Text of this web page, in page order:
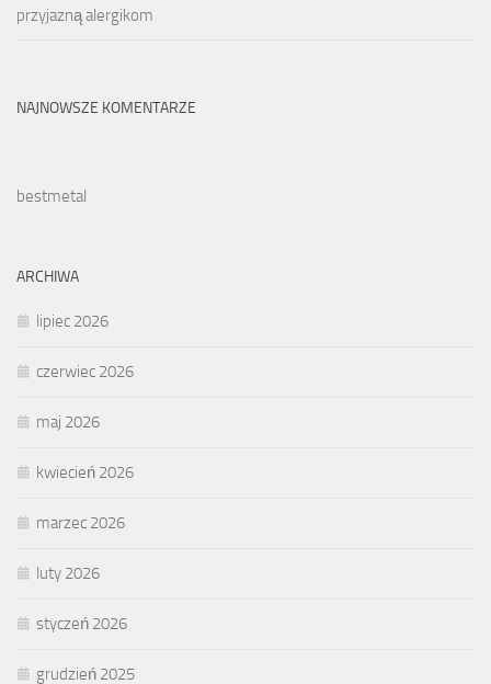
przyjazną alergikom
NAJNOWSZE KOMENTARZE
bestmetal
ARCHIWA
lipiec 2026
czerwiec 2026
maj 2026
kwiecień 2026
marzec 2026
luty 2026
styczeń 2026
grudzień 2025